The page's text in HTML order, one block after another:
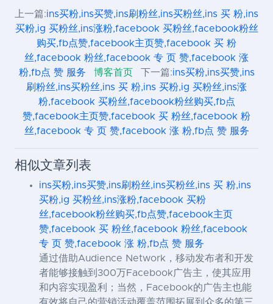
上一篇:ins买粉,ins买赞,ins刷粉丝,ins买粉丝,ins 买 粉,ins
买粉,ig 买粉丝,ins涨粉,facebook 买粉丝,facebook粉丝
购买,fb点赞,facebook主页赞,facebook 买 粉
丝,facebook 粉丝,facebook 专 页 赞,facebook 涨
粉,fb点 赞 服务
博客首页 下一篇:ins买粉,ins买赞,ins
刷粉丝,ins买粉丝,ins 买 粉,ins 买粉,ig 买粉丝,ins涨
粉,facebook 买粉丝,facebook粉丝购买,fb点
赞,facebook主页赞,facebook 买 粉丝,facebook 粉
丝,facebook 专 页 赞,facebook 涨 粉,fb点 赞 服务
相似文章列表
ins买粉,ins买赞,ins刷粉丝,ins买粉丝,ins 买 粉,ins
买粉,ig 买粉丝,ins涨粉,facebook 买粉
丝,facebook粉丝购买,fb点赞,facebook主页
赞,facebook 买 粉丝,facebook 粉丝,facebook
专 页 赞,facebook 涨 粉,fb点 赞 服务
通过借助Audience Network，移动发布者和开发
者能够接触到300万Facebook广告主，使其应用
和内容实现盈利；当然，Facebook的广告主也能